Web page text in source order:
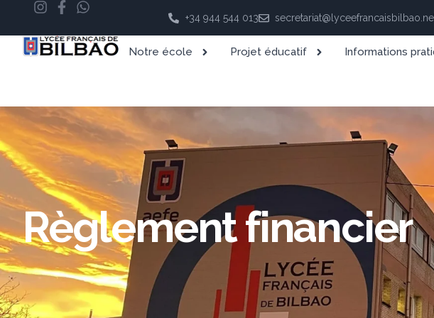
+34 944 544 013
Notre école Projet éducatif Informations
Règlement financier